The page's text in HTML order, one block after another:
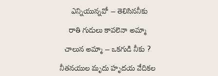
ఎన్నియున్నవో – తెలిసిననీకు
రాతి గుడులు కావలెనా అమ్మా
చాలున అమ్మా – ఒకగుడి నీకు ?
నీతనయుల మృదు హృదయ వేదికల